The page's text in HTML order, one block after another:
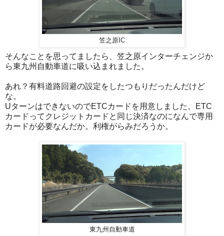
笠之原IC
そんなことを思ってましたら、笠之原インターチェンジか
ら東九州自動車道に吸い込まれました。
あれ？有料道路回避の設定をしたつもりだったんだけど
な。
UターンはできないのでETCカードを用意しました。ETC
カードってクレジットカードと同じ決済なのになんで専用
カードが必要なんだか。利権がらみだろうか。
東九州自動車道